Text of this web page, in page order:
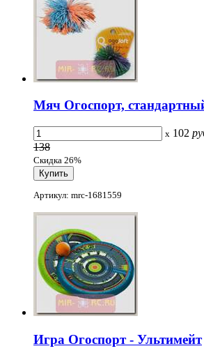
Мяч Огоспорт,
x 102
138
Скидка 26%
Артикул: mrc-1681559
Игра Огоспорт - Ультимейт